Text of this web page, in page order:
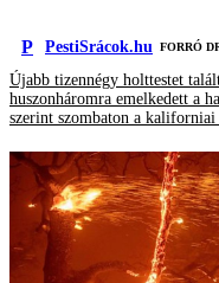
P PestiSrácok.hu FORRÓ
Újabb tizennégy holttestet
huszonháromra emelkedett a
szerint szombaton a kaliforniai